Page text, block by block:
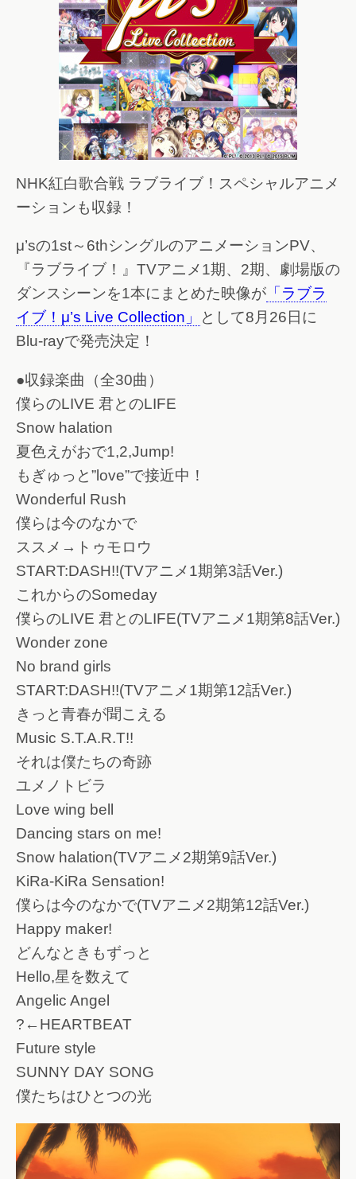
NHK紅白歌合戦 ラブライブ！スペシャルアニメ
ーションも収録！
μ’sの1st～6thシングルのアニメーションPV、
『ラブライブ！』TVアニメ1期、2期、劇場版の
ダンスシーンを1本にまとめた映像が 「ラブラ
イブ！μ’s Live Collection」
として8月26日に
Blu-rayで発売決定！
●収録楽曲（全30曲）
僕らのLIVE 君とのLIFE
Snow halation
夏色えがおで1,2,Jump!
もぎゅっと”love”で接近中！
Wonderful Rush
僕らは今のなかで
ススメ→トゥモロウ
START:DASH!!(TVアニメ1期第3話Ver.)
これからのSomeday
僕らのLIVE 君とのLIFE(TVアニメ1期第8話Ver.)
Wonder zone
No brand girls
START:DASH!!(TVアニメ1期第12話Ver.)
きっと青春が聞こえる
Music S.T.A.R.T!!
それは僕たちの奇跡
ユメノトビラ
Love wing bell
Dancing stars on me!
Snow halation(TVアニメ2期第9話Ver.)
KiRa-KiRa Sensation!
僕らは今のなかで(TVアニメ2期第12話Ver.)
Happy maker!
どんなときもずっと
Hello,星を数えて
Angelic Angel
?←HEARTBEAT
Future style
SUNNY DAY SONG
僕たちはひとつの光